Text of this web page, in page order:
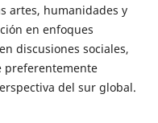
artes, humanidades y
en enfoques
discusiones sociales,
preferentemente
del sur global.